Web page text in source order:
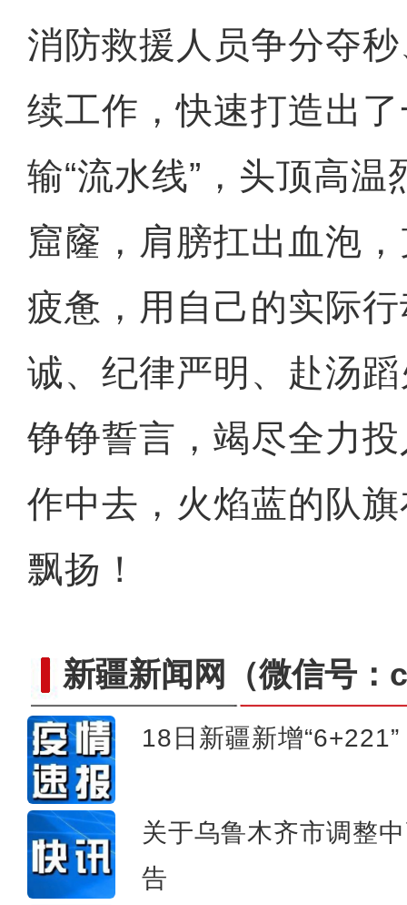
消防救援人员争分夺
续工作，快速打造出
输“流水线”，头顶高
窟窿，肩膀扛出血泡
疲惫，用自己的实际
诚、纪律严明、赴汤
铮铮誓言，竭尽全力
作中去，火焰蓝的队
飘扬！
新疆新闻网 （微信号
18日新疆新增“6+221”
关于乌鲁木齐市调整
告